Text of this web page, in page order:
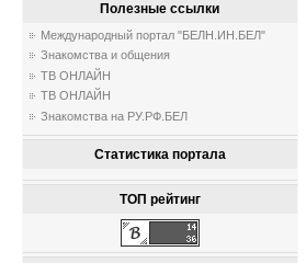
Полезные ссылки
Международный портал "БЕЛН.ИН.БЕЛ"
Знакомства и общения
ТВ ОНЛАЙН
ТВ ОНЛАЙН
Знакомства на РУ.РФ.БЕЛ
Статистика портала
ТОП рейтинг